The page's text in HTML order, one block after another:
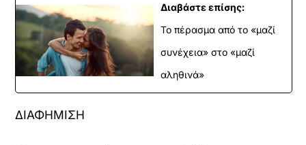
Διαβάστε επίσης:
Το πέρασμα από το «μαζί
συνέχεια» στο «μαζί
αληθινά»
ΔΙΑΦΗΜΙΣΗ